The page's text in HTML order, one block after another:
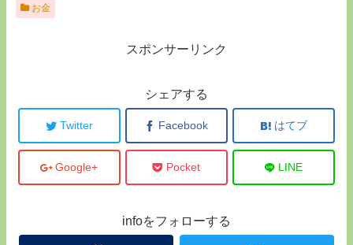
お金
スポンサーリンク
シェアする
Twitter Facebook はてブ
Google+ Pocket LINE
infoをフォローする